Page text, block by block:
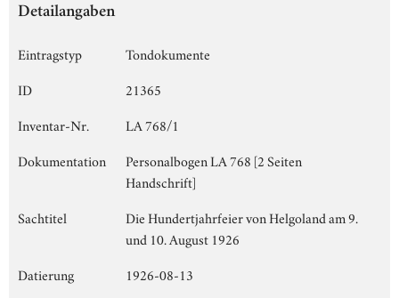
Detailangaben
Eintragstyp
Tondokumente
ID
21365
Inventar-Nr.
LA 768/1
Dokumentation
Personalbogen LA 768 [2 Seiten
Handschrift]
Sachtitel
Die Hundertjahrfeier von Helgoland am 9.
und 10. August 1926
Datierung
1926-08-13